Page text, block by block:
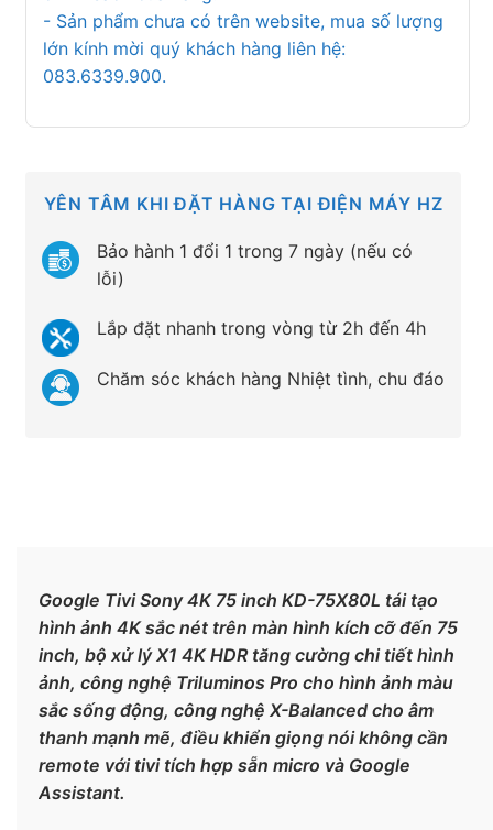
- Sản phẩm chưa có trên website, mua số lượng
lớn kính mời quý khách hàng liên hệ:
083.6339.900.
YÊN TÂM KHI ĐẶT HÀNG TẠI ĐIỆN MÁY HZ
Bảo hành 1 đổi 1 trong 7 ngày (nếu có
lỗi)
Lắp đặt nhanh trong vòng từ 2h đến 4h
Chăm sóc khách hàng Nhiệt tình, chu đáo
Google Tivi Sony 4K 75 inch KD-75X80L tái tạo
hình ảnh 4K sắc nét trên màn hình kích cỡ đến 75
inch, bộ xử lý X1 4K HDR tăng cường chi tiết hình
ảnh, công nghệ Triluminos Pro cho hình ảnh màu
sắc sống động, công nghệ X-Balanced cho âm
thanh mạnh mẽ, điều khiển giọng nói không cần
remote với tivi tích hợp sẵn micro và Google
Assistant.